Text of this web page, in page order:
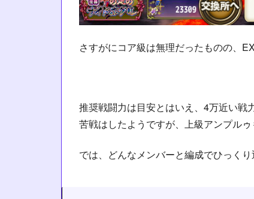
さすがにコア級は無理だったものの、EX
推奨戦闘力は目安とはいえ、4万近い戦
苦戦はしたようですが、上級アンプルゥ
では、どんなメンバーと編成でひっくり